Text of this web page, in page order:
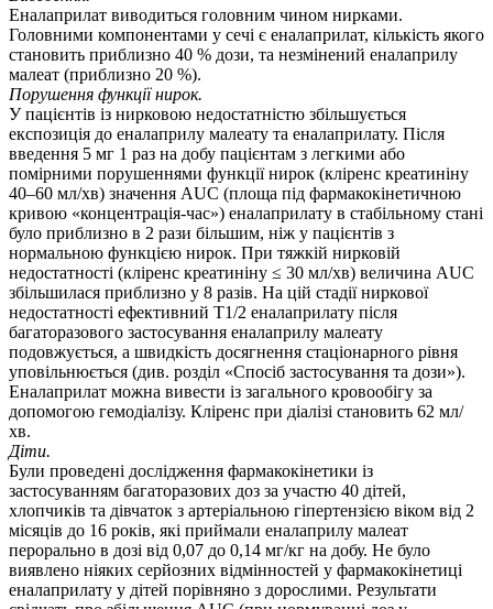
Еналаприлат виводиться головним чином нирками.
Головними компонентами у сечі є еналаприлат, кількість якого
становить приблизно 40 % дози, та незмінений еналаприлу
малеат (приблизно 20 %).
Порушення функції нирок.
У пацієнтів із нирковою недостатністю збільшується
експозиція до еналаприлу малеату та еналаприлату. Після
введення 5 мг 1 раз на добу пацієнтам з легкими або
помірними порушеннями функції нирок (кліренс креатиніну
40–60 мл/хв) значення AUC (площа під фармакокінетичною
кривою «концентрація-час») еналаприлату в стабільному стані
було приблизно в 2 рази більшим, ніж у пацієнтів з
нормальною функцією нирок. При тяжкій нирковій
недостатності (кліренс креатиніну ≤ 30 мл/хв) величина AUC
збільшилася приблизно у 8 разів. На цій стадії ниркової
недостатності ефективний Т1/2 еналаприлату після
багаторазового застосування еналаприлу малеату
подовжується, а швидкість досягнення стаціонарного рівня
уповільнюється (див. розділ «Спосіб застосування та дози»).
Еналаприлат можна вивести із загального кровообігу за
допомогою гемодіалізу. Кліренс при діалізі становить 62 мл/
хв.
Діти.
Були проведені дослідження фармакокінетики із
застосуванням багаторазових доз за участю 40 дітей,
хлопчиків та дівчаток з артеріальною гіпертензією віком від 2
місяців до 16 років, які приймали еналаприлу малеат
перорально в дозі від 0,07 до 0,14 мг/кг на добу. Не було
виявлено ніяких серйозних відмінностей у фармакокінетиці
еналаприлату у дітей порівняно з дорослими. Результати